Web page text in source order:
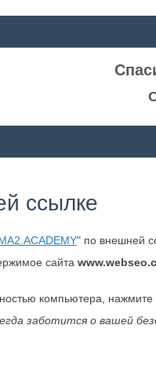
ссылке
" по внешней
сайта
компьютера, нажмите
заботится о вашей